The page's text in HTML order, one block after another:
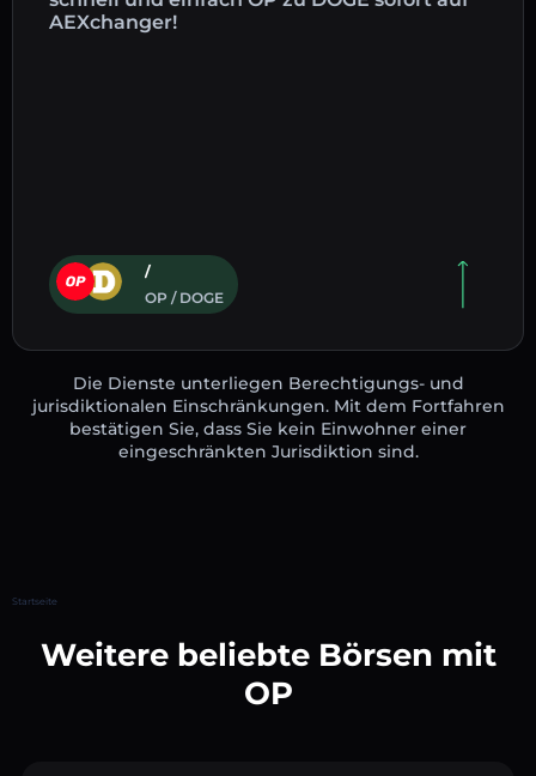
AEXchanger!
/
OP / DOGE
Die Dienste unterliegen Berechtigungs- und
jurisdiktionalen Einschränkungen. Mit dem Fortfahren
bestätigen Sie, dass Sie kein Einwohner einer
eingeschränkten Jurisdiktion sind.
Startseite
Weitere beliebte Börsen mit
OP